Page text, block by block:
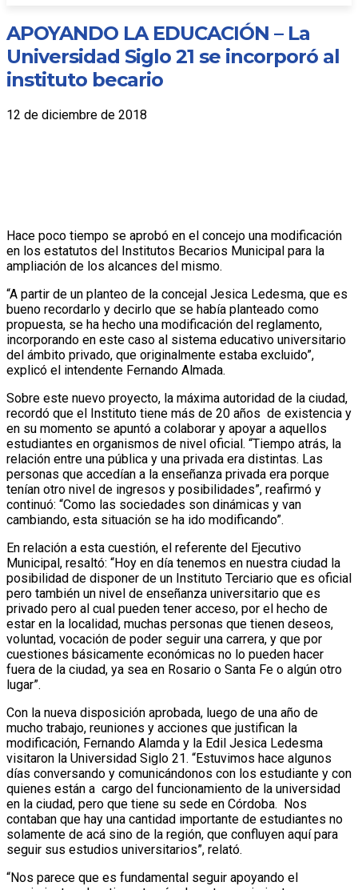
APOYANDO LA EDUCACIÓN – La
Universidad Siglo 21 se incorporó al
instituto becario
12 de diciembre de 2018
Hace poco tiempo se aprobó en el concejo una modificación
en los estatutos del Institutos Becarios Municipal para la
ampliación de los alcances del mismo.
“A partir de un planteo de la concejal Jesica Ledesma, que es
bueno recordarlo y decirlo que se había planteado como
propuesta, se ha hecho una modificación del reglamento,
incorporando en este caso al sistema educativo universitario
del ámbito privado, que originalmente estaba excluido”,
explicó el intendente Fernando Almada.
Sobre este nuevo proyecto, la máxima autoridad de la ciudad,
recordó que el Instituto tiene más de 20 años de existencia y
en su momento se apuntó a colaborar y apoyar a aquellos
estudiantes en organismos de nivel oficial. “Tiempo atrás, la
relación entre una pública y una privada era distintas. Las
personas que accedían a la enseñanza privada era porque
tenían otro nivel de ingresos y posibilidades”, reafirmó y
continuó: “Como las sociedades son dinámicas y van
cambiando, esta situación se ha ido modificando”.
En relación a esta cuestión, el referente del Ejecutivo
Municipal, resaltó: “Hoy en día tenemos en nuestra ciudad la
posibilidad de disponer de un Instituto Terciario que es oficial
pero también un nivel de enseñanza universitario que es
privado pero al cual pueden tener acceso, por el hecho de
estar en la localidad, muchas personas que tienen deseos,
voluntad, vocación de poder seguir una carrera, y que por
cuestiones básicamente económicas no lo pueden hacer
fuera de la ciudad, ya sea en Rosario o Santa Fe o algún otro
lugar”.
Con la nueva disposición aprobada, luego de una año de
mucho trabajo, reuniones y acciones que justifican la
modificación, Fernando Alamda y la Edil Jesica Ledesma
visitaron la Universidad Siglo 21. “Estuvimos hace algunos
días conversando y comunicándonos con los estudiante y con
quienes están a cargo del funcionamiento de la universidad
en la ciudad, pero que tiene su sede en Córdoba. Nos
contaban que hay una cantidad importante de estudiantes no
solamente de acá sino de la región, que confluyen aquí para
seguir sus estudios universitarios”, relató.
“Nos parece que es fundamental seguir apoyando el